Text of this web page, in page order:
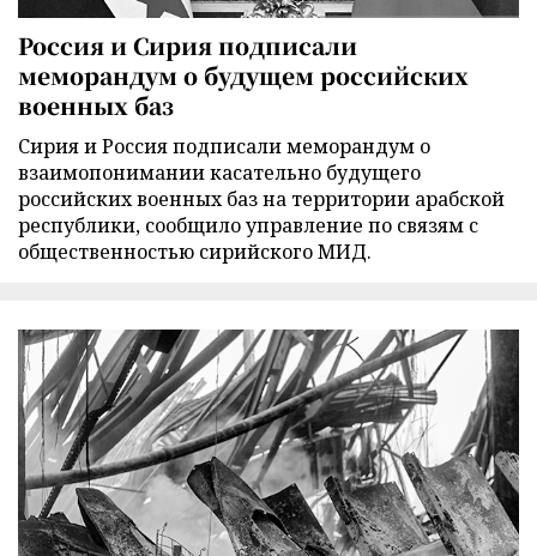
Россия и Сирия подписали
меморандум о будущем российских
военных баз
Сирия и Россия подписали меморандум о
взаимопонимании касательно будущего
российских военных баз на территории арабской
республики, сообщило управление по связям с
общественностью сирийского МИД.